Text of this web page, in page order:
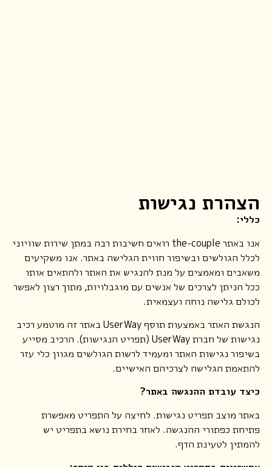
הצהרת נגישות
כללי:
אנו באתר the-couple רואים חשיבות רבה במתן שירות שוויוני
לכלל הגולשים ובשיפור חווית הגלישה באתר. אנו משקיעים
משאבים ומאמצים על מנת להנגיש את האתר ולהתאים אותו
ככל הניתן לצרכים של אנשים עם מוגבלויות, מתוך רצון לאפשר
לכולם גלישה נוחה ועצמאית.
הנגשת האתר באמצעות תוסף UserWay באתר זה מוטמע רכיב
נגישות של חברת UserWay (תפריט הנגישות). הרכיב מסייע
בשיפור נגישות האתר ומעמיד לרשות הגולשים מגוון כלי עזר
להתאמת הגלישה לצרכיהם האישיים.
כיצד עובדת ההנגשה באתר?
באתר מוצב תפריט נגישות. לחיצה על התפריט מאפשרת
פתיחת כפתורי ההנגשה. לאחר בחירת נושא בתפריט יש
להמתין לטעינת הדף.